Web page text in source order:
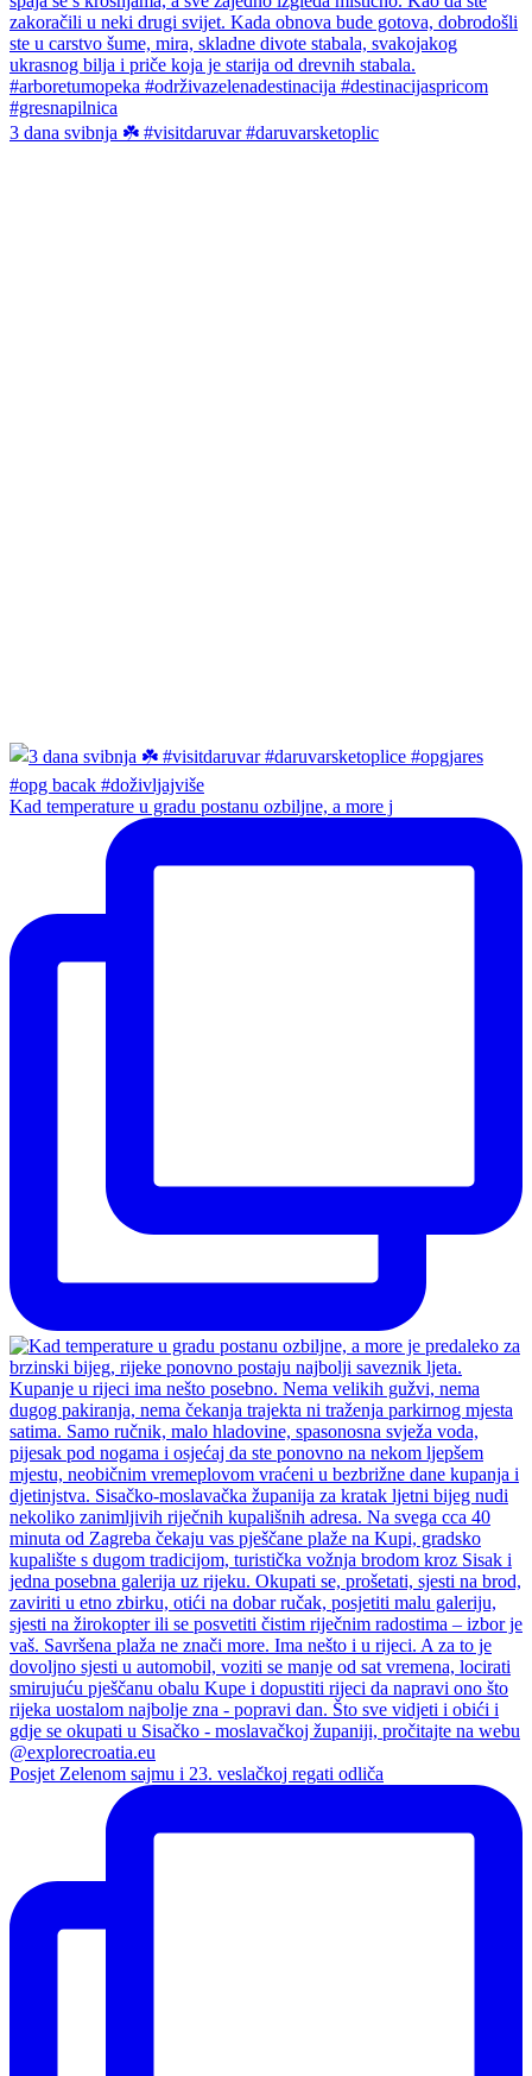
3 dana svibnja ☘️ #visitdaruvar #daruvarsketoplic
Kad temperature u gradu postanu ozbiljne, a more j
Posjet Zelenom sajmu i 23. veslačkoj regati odliča